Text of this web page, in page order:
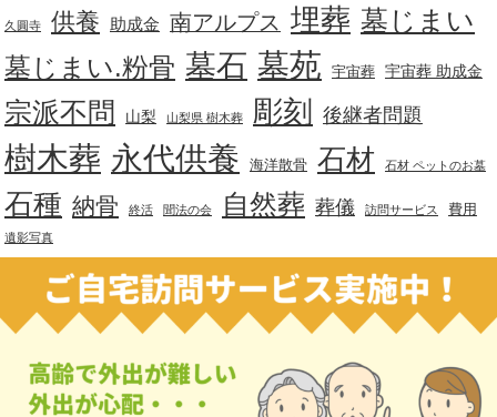
久圓寺 供養 助成金 南アルプス 埋葬 墓じまい
墓じまい.粉骨 墓石 墓苑 宇宙葬 宇宙葬 助成金
宗派不問 山梨 山梨県 樹木葬 彫刻 後継者問題
樹木葬 永代供養 海洋散骨 石材 石材 ペットのお墓
石種 納骨 終活 聞法の会 自然葬 葬儀 訪問サービス 費用
遺影写真